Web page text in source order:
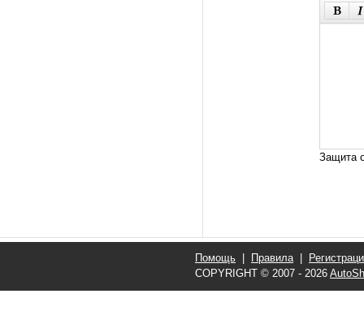
Защита
Помощь Правила|
COPYRIGHT © 2007 - 2026